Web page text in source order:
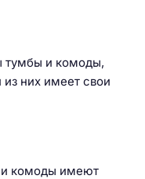
тумбы и комоды,
них имеет свои
комоды имеют